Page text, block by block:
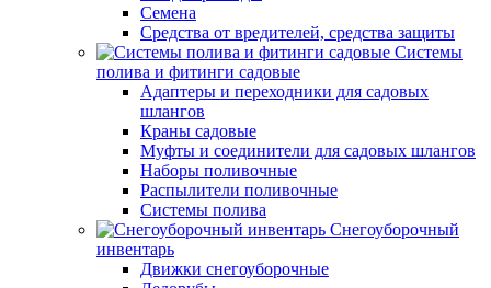
Семена
Средства от вредителей, средства защиты
Системы
полива и фитинги садовые
Адаптеры и переходники для садовых
шлангов
Краны садовые
Муфты и соединители для садовых шлангов
Наборы поливочные
Распылители поливочные
Системы полива
Снегоуборочный
инвентарь
Движки снегоуборочные